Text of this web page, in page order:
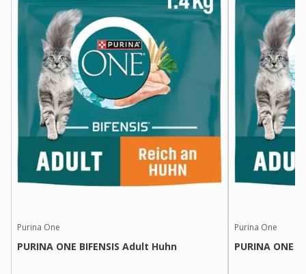
Purina One
PURINA ONE BIFENSIS Adult Huhn
Purina One
PURINA ONE